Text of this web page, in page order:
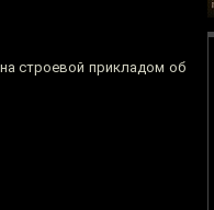
строевой прикладом об